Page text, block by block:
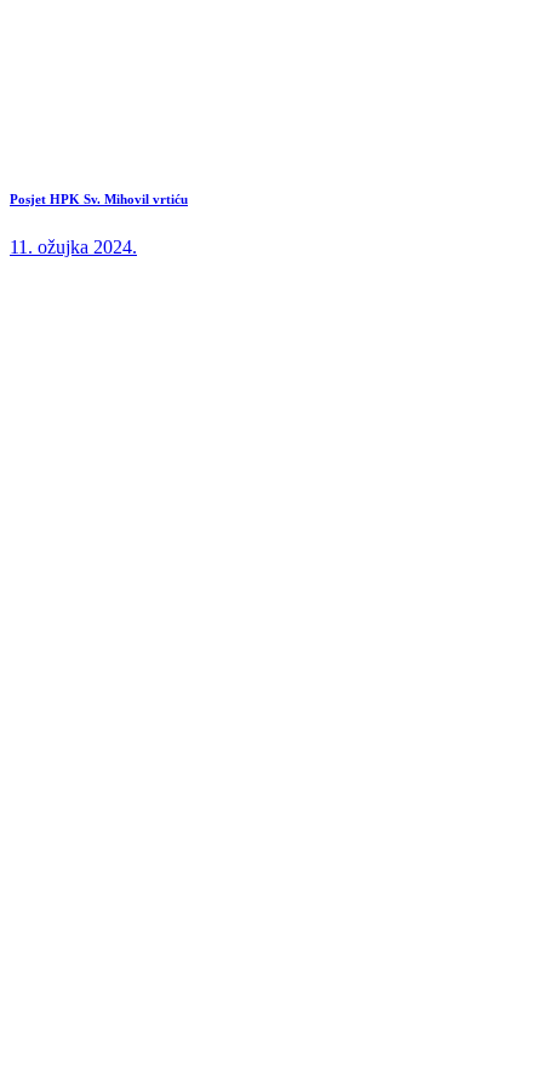
Posjet HPK Sv. Mihovil vrtiću
11. ožujka 2024.